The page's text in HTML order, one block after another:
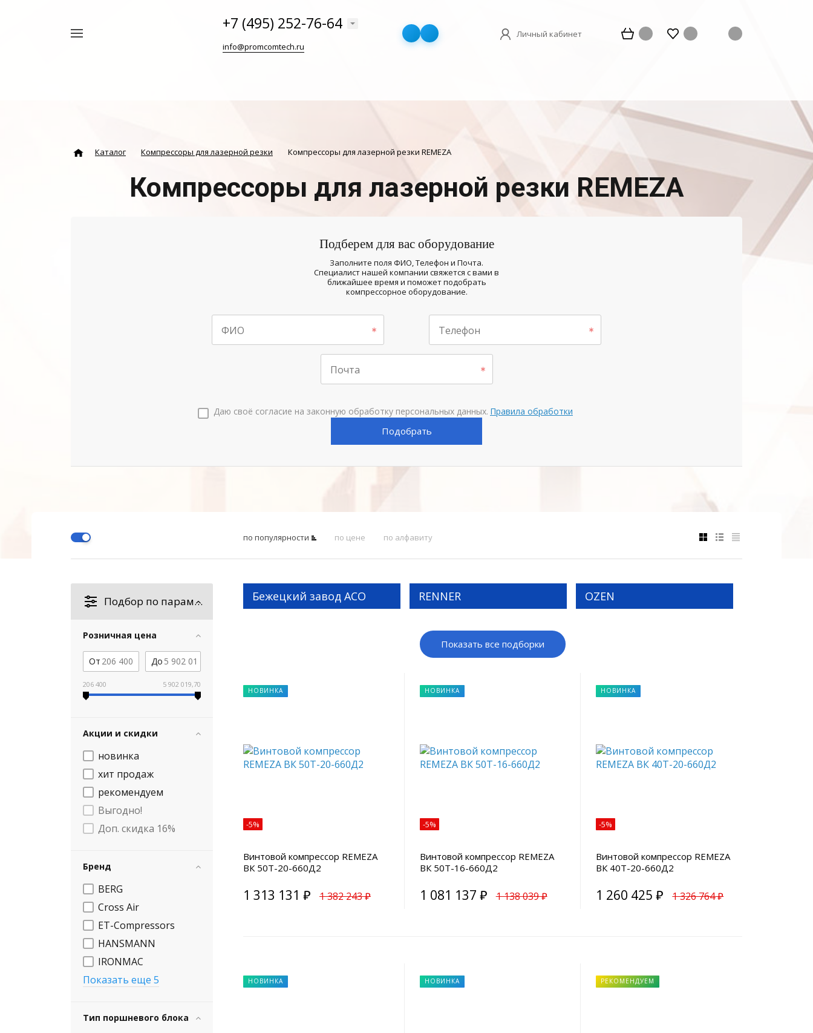
+7 (495) 252-76-64
info@promcomtech.ru
Личный кабинет
Каталог Компрессоры для лазерной резки Компрессоры для лазерной резки REMEZA
Компрессоры для лазерной резки REMEZA
Подберем для вас оборудование
Заполните поля ФИО, Телефон и Почта.
Специалист нашей компании свяжется с вами в
ближайшее время и поможет подобрать
компрессорное оборудование.
ФИО Телефон
Почта
Даю своё согласие на законную обработку персональных данных. Правила обработки
Подобрать
по популярности по цене по алфавиту
Подбор по параметрам
Розничная цена
От До
206 400 5 902 019,70
Акции и скидки
новинка
хит продаж
рекомендуем
Выгодно!
Доп. скидка 16%
Бренд
BERG
Cross Air
ET-Compressors
HANSMANN
IRONMAC
Показать еще 5
Тип поршневого блока
Бежецкий завод АСО RENNER OZEN
Показать все подборки
НОВИНКА
-5%
Винтовой компрессор REMEZA
ВК 50Т-20-660Д2
1 313 131 ₽ 1 382 243 ₽
НОВИНКА
-5%
Винтовой компрессор REMEZA
ВК 50Т-16-660Д2
1 081 137 ₽ 1 138 039 ₽
НОВИНКА
-5%
Винтовой компрессор REMEZA
ВК 40Т-20-660Д2
1 260 425 ₽ 1 326 764 ₽
НОВИНКА НОВИНКА РЕКОМЕНДУЕМ